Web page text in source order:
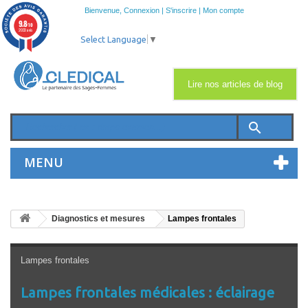
Bienvenue, Connexion | S'inscrire | Mon compte
search
MENU
Lire nos articles de blog
Select Language ▼
Diagnostics et mesures Lampes frontales
Lampes frontales
Lampes frontales médicales : éclairage
9.8/10
2033 avis